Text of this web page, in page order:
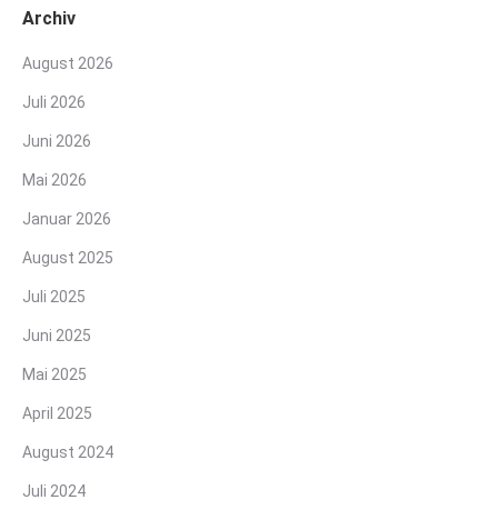
Archiv
August 2026
Juli 2026
Juni 2026
Mai 2026
Januar 2026
August 2025
Juli 2025
Juni 2025
Mai 2025
April 2025
August 2024
Juli 2024